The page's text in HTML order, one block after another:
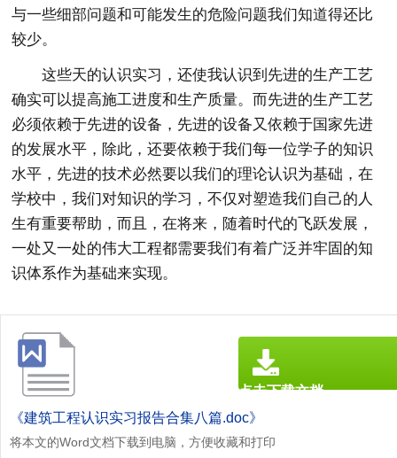
与一些细部问题和可能发生的危险问题我们知道得还比
较少。
这些天的认识实习，还使我认识到先进的生产工艺
确实可以提高施工进度和生产质量。而先进的生产工艺
必须依赖于先进的设备，先进的设备又依赖于国家先进
的发展水平，除此，还要依赖于我们每一位学子的知识
水平，先进的技术必然要以我们的理论认识为基础，在
学校中，我们对知识的学习，不仅对塑造我们自己的人
生有重要帮助，而且，在将来，随着时代的飞跃发展，
一处又一处的伟大工程都需要我们有着广泛并牢固的知
识体系作为基础来实现。
《建筑工程认识实习报告合集八篇.doc》
将本文的Word文档下载到电脑，方便收藏和打印
点击下载文档
文档为doc格式